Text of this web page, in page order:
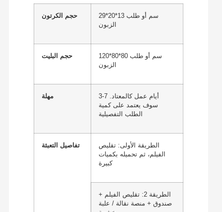
حجم الكرتون
29*20*13 سم أو طلب
حجم البليت
120*80*80 سم أو طلب
مهلة
3-7 أيام عمل كالمعتاد.
سوف يعتمد على كمية
تفاصيل التعبئة
الطريقة الأولى: تقليص
الفيلم، ثم تحميله بكميات
كبيرة
الطريقة 2: تقليص الفيلم +
صندوق + منصة نقالة / علبة